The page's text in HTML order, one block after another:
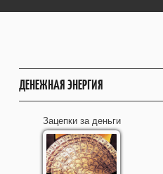
ДЕНЕЖНАЯ ЭНЕРГИЯ
Зацепки за деньги